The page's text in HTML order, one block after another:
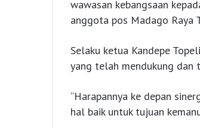
wawasan kebangsaan
anggota pos Madago Raya
Selaku ketua Kandepe
yang telah mendukung
“Harapannya ke depan
hal baik untuk tujuan